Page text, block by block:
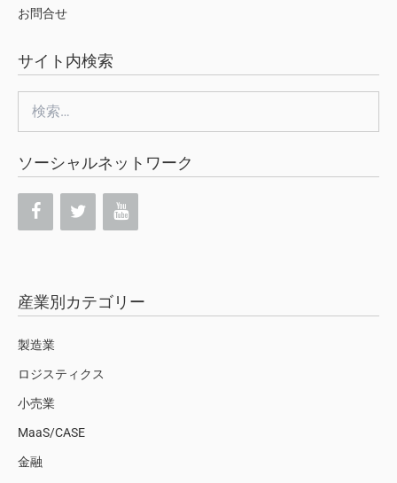
お問合せ
サイト内検索
索:
ソーシャルネットワーク
産業別カテゴリー
製造業
ロジスティクス
小売業
MaaS/CASE
金融